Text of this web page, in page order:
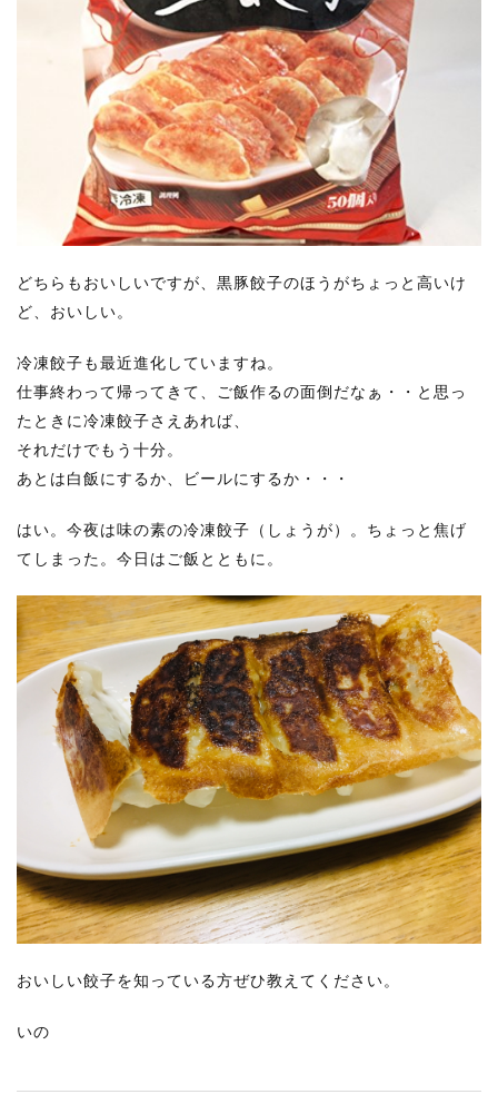
どちらもおいしいですが、黒豚餃子のほうがちょっと高いけ
ど、おいしい。
冷凍餃子も最近進化していますね。
仕事終わって帰ってきて、ご飯作るの面倒だなぁ・・と思っ
たときに冷凍餃子さえあれば、
それだけでもう十分。
あとは白飯にするか、ビールにするか・・・
はい。今夜は味の素の冷凍餃子（しょうが）。ちょっと焦げ
てしまった。今日はご飯とともに。
おいしい餃子を知っている方ぜひ教えてください。
いの